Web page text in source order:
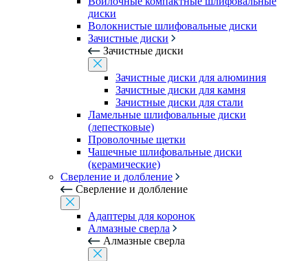
диски
Волокнистые шлифовальные диски
Зачистные диски
Зачистные диски
Зачистные диски для алюминия
Зачистные диски для камня
Зачистные диски для стали
Ламельные шлифовальные диски
(лепестковые)
Проволочные щетки
Чашечные шлифовальные диски
(керамические)
Сверление и долбление
Сверление и долбление
Адаптеры для коронок
Алмазные сверла
Алмазные сверла